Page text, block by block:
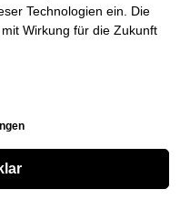
Technologien ein. Die
Wirkung für die Zukunft